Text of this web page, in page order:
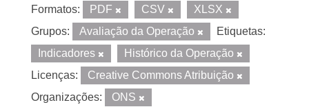
Formatos: PDF CSV
XLSX
Grupos:
Avaliação da Operação
Etiquetas:
Indicadores
Histórico da Operação
Licenças:
Creative Commons Atribuição
Organizações:
ONS